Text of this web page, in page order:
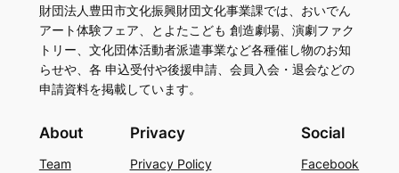
財団法人豊田市文化振興財団文化事業課では、おいでん
アート体験フェア、とよたこども 創造劇場、演劇ファク
トリー、文化団体活動者派遣事業など各種催し物のお知
らせや、各 申込受付や後援申請、会員入会・退会などの
申請資料を掲載しています。
About
Team
Privacy
Privacy Policy
Social
Facebook